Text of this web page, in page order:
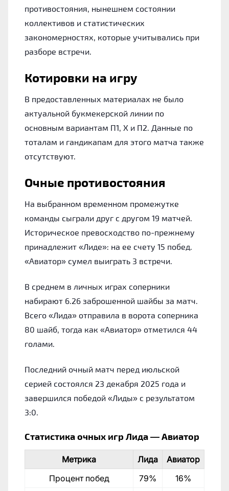
противостояния, нынешнем состоянии
коллективов и статистических
закономерностях, которые учитывались при
разборе встречи.
Котировки на игру
В предоставленных материалах не было
актуальной букмекерской линии по
основным вариантам П1, Х и П2. Данные по
тоталам и гандикапам для этого матча также
отсутствуют.
Очные противостояния
На выбранном временном промежутке
команды сыграли друг с другом 19 матчей.
Историческое превосходство по-прежнему
принадлежит «Лиде»: на ее счету 15 побед.
«Авиатор» сумел выиграть 3 встречи.
В среднем в личных играх соперники
набирают 6.26 заброшенной шайбы за матч.
Всего «Лида» отправила в ворота соперника
80 шайб, тогда как «Авиатор» отметился 44
голами.
Последний очный матч перед июльской
серией состоялся 23 декабря 2025 года и
завершился победой «Лиды» с результатом
3:0.
Статистика очных игр Лида — Авиатор
Метрика Лида
Авиатор
Процент побед
79% 16%